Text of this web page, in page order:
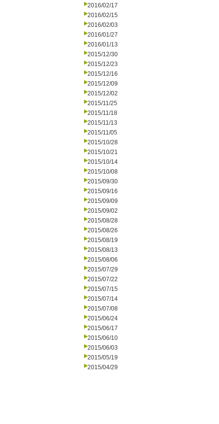
2016/02/17
2016/02/15
2016/02/03
2016/01/27
2016/01/13
2015/12/30
2015/12/23
2015/12/16
2015/12/09
2015/12/02
2015/11/25
2015/11/18
2015/11/13
2015/11/05
2015/10/28
2015/10/21
2015/10/14
2015/10/08
2015/09/30
2015/09/16
2015/09/09
2015/09/02
2015/08/28
2015/08/26
2015/08/19
2015/08/13
2015/08/06
2015/07/29
2015/07/22
2015/07/15
2015/07/14
2015/07/08
2015/06/24
2015/06/17
2015/06/10
2015/06/03
2015/05/19
2015/04/29